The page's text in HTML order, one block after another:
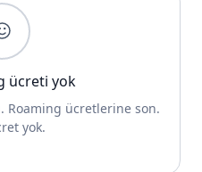
ücreti yok
Roaming ücretlerine son.
yok.